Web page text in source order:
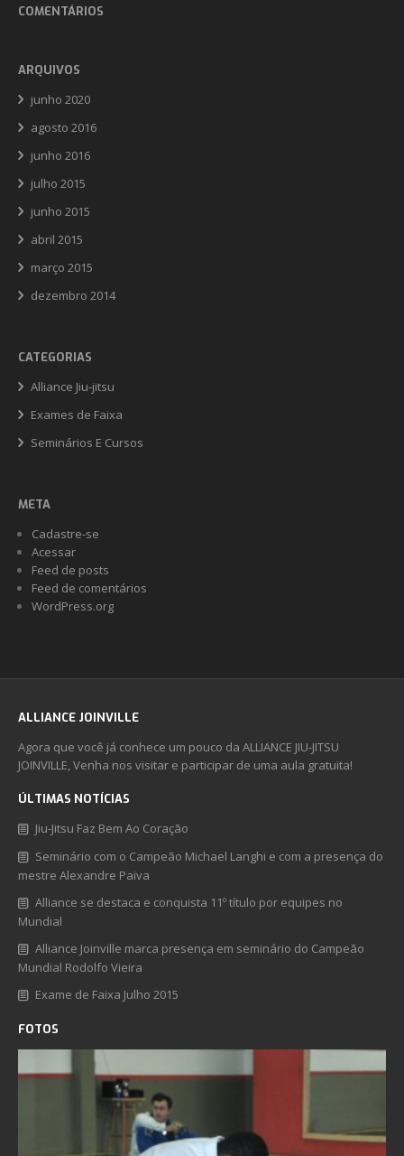
COMENTÁRIOS
ARQUIVOS
junho 2020
agosto 2016
junho 2016
julho 2015
junho 2015
abril 2015
março 2015
dezembro 2014
CATEGORIAS
Alliance Jiu-jitsu
Exames de Faixa
Seminários E Cursos
META
Cadastre-se
Acessar
Feed de posts
Feed de comentários
WordPress.org
ALLIANCE JOINVILLE
Agora que você já conhece um pouco da ALLIANCE JIU-JITSU
JOINVILLE, Venha nos visitar e participar de uma aula gratuita!
ÚLTIMAS NOTÍCIAS
Jiu-Jitsu Faz Bem Ao Coração
Seminário com o Campeão Michael Langhi e com a presença do
mestre Alexandre Paiva
Alliance se destaca e conquista 11º título por equipes no
Mundial
Alliance Joinville marca presença em seminário do Campeão
Mundial Rodolfo Vieira
Exame de Faixa Julho 2015
FOTOS